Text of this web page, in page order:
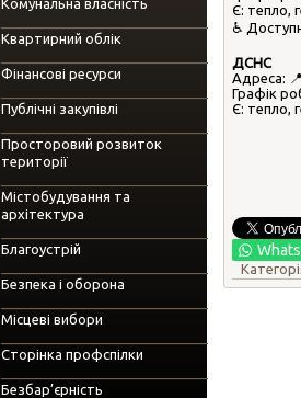
Комунальна власність
Квартирний облік
Фінансові ресурси
Публічні закупівлі
Просторовий розвиток
території
Містобудування та
архітектура
Благоустрій
Безпека і оборона
Місцеві вибори
Сторінка профспілки
Безбар’єрність
Є: тепло,
♿️
ДСНС
Адреса:
Графік
Є: тепло,